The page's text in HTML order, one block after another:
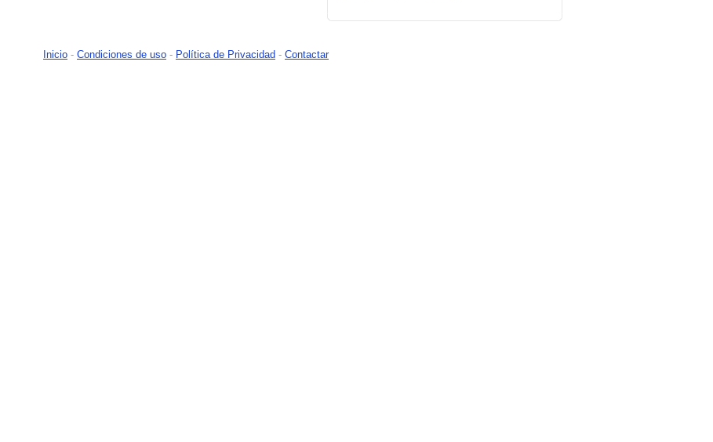
Inicio - Condiciones de uso - Política de Privacidad - Contactar